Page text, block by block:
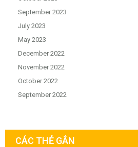
September 2023
July 2023
May 2023
December 2022
November 2022
October 2022
September 2022
CÁC THẺ GẮN